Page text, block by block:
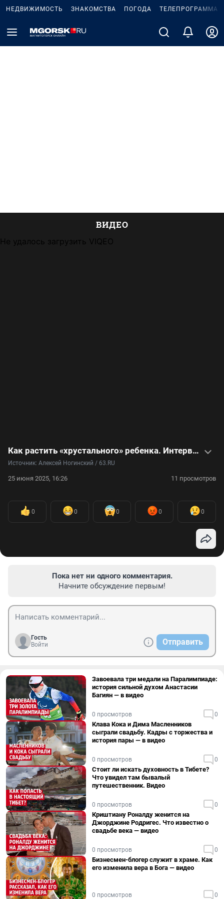
НЕДВИЖИМОСТЬ ЗНАКОМСТВА ПОГОДА ТЕЛЕПРОГРАММА
ВИДЕО
Не удалось загрузить VIQEO
Как растить «хрустального» ребенка. Интервью с его мамой
Источник: Алексей Ногинский / 63.RU
25 июня 2025, 16:26 11 просмотров
0 0 0 0 0
Пока нет ни одного комментария.
Начните обсуждение первым!
Гость
Войти
Отправить
Завоевала три медали на Паралимпиаде:
история сильной духом Анастасии
Багиян — в видео
0 просмотров 0
Клава Кока и Дима Масленников
сыграли свадьбу. Кадры с торжества и
история пары — в видео
0 просмотров 0
Стоит ли искать духовность в Тибете?
Что увидел там бывалый
путешественник. Видео
0 просмотров 0
Криштиану Роналду женится на
Джорджине Родригес. Что известно о
свадьбе века — видео
0 просмотров 0
Бизнесмен-блогер служит в храме. Как
его изменила вера в Бога — видео
0 просмотров 0